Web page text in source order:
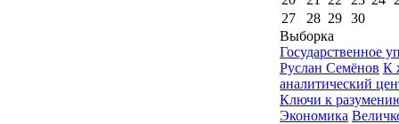
27
28 29 30
Выборка
Государственное
Руслан Семёнов К
аналитический
Ключи к
Экономика